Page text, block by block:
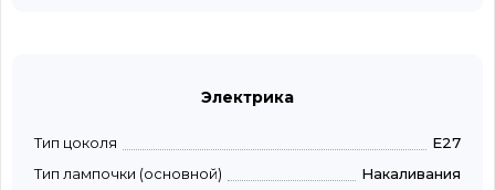
Электрика
Тип цоколя
E27
Тип лампочки (основной)
Накаливания